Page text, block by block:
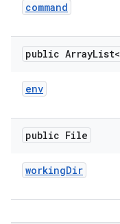
command
public ArrayList<
env
public File
workingDir